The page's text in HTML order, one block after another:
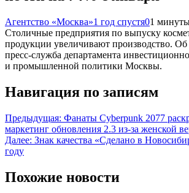
Агентство «Москва»1 год спустя01
Столичные предприятия по выпуску
продукции увеличивают производство.
пресс-служба департамента
и промышленной политики Москвы.
Навигация по записям
Предыдущая: Фанаты Cyberpunk 2077
маркетинг обновления 2.3 из-за женской
Далее: Знак качества «Сделано в
году
Похожие новости